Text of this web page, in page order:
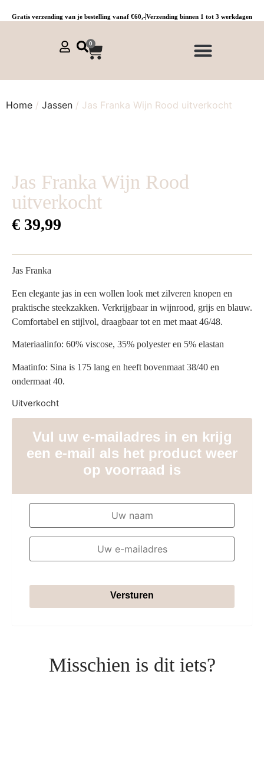
Gratis verzending van je bestelling vanaf €60,-Verzending binnen 1 tot 3 werkdagen
0
Home / Jassen / Jas Franka Wijn Rood uitverkocht
Jas Franka Wijn Rood
uitverkocht
€ 39,99
Jas Franka
Een elegante jas in een wollen look met zilveren knopen en
praktische steekzakken. Verkrijgbaar in wijnrood, grijs en blauw.
Comfortabel en stijlvol, draagbaar tot en met maat 46/48.
Materiaalinfo: 60% viscose, 35% polyester en 5% elastan
Maatinfo: Sina is 175 lang en heeft bovenmaat 38/40 en
ondermaat 40.
Uitverkocht
Vul uw e-mailadres in en krijg
een e-mail als het product weer
op voorraad is
Versturen
Misschien is dit iets?